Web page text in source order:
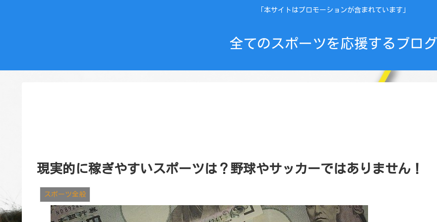
「本サイトはプロモーションが含まれています」
全てのスポーツを応援するブログ
現実的に稼ぎやすいスポーツは？野球やサッカーではありません！
スポーツ全般